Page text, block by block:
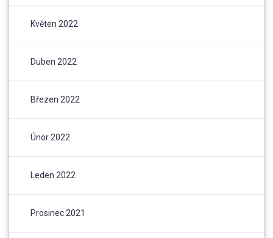
Květen 2022
Duben 2022
Březen 2022
Únor 2022
Leden 2022
Prosinec 2021